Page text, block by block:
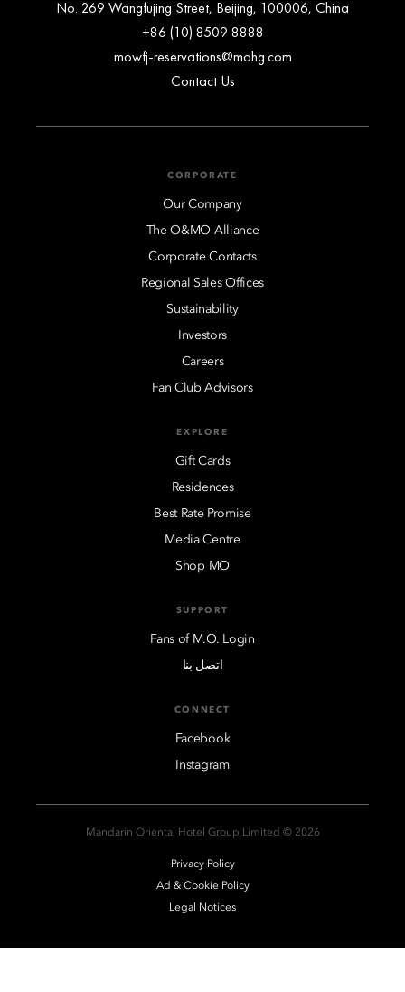
No. 269 Wangfujing Street, Beijing, 100006, China
+86 (10) 8509 8888
mowfj-reservations@mohg.com
Contact Us
CORPORATE
Our Company
The O&MO Alliance
Corporate Contacts
Regional Sales Offices
Sustainability
Investors
Careers
Fan Club Advisors
EXPLORE
Gift Cards
Residences
Best Rate Promise
Media Centre
Shop MO
SUPPORT
Fans of M.O. Login
اتصل بنا
CONNECT
Facebook
Instagram
2026 © Mandarin Oriental Hotel Group Limited
Privacy Policy
Ad & Cookie Policy
Legal Notices